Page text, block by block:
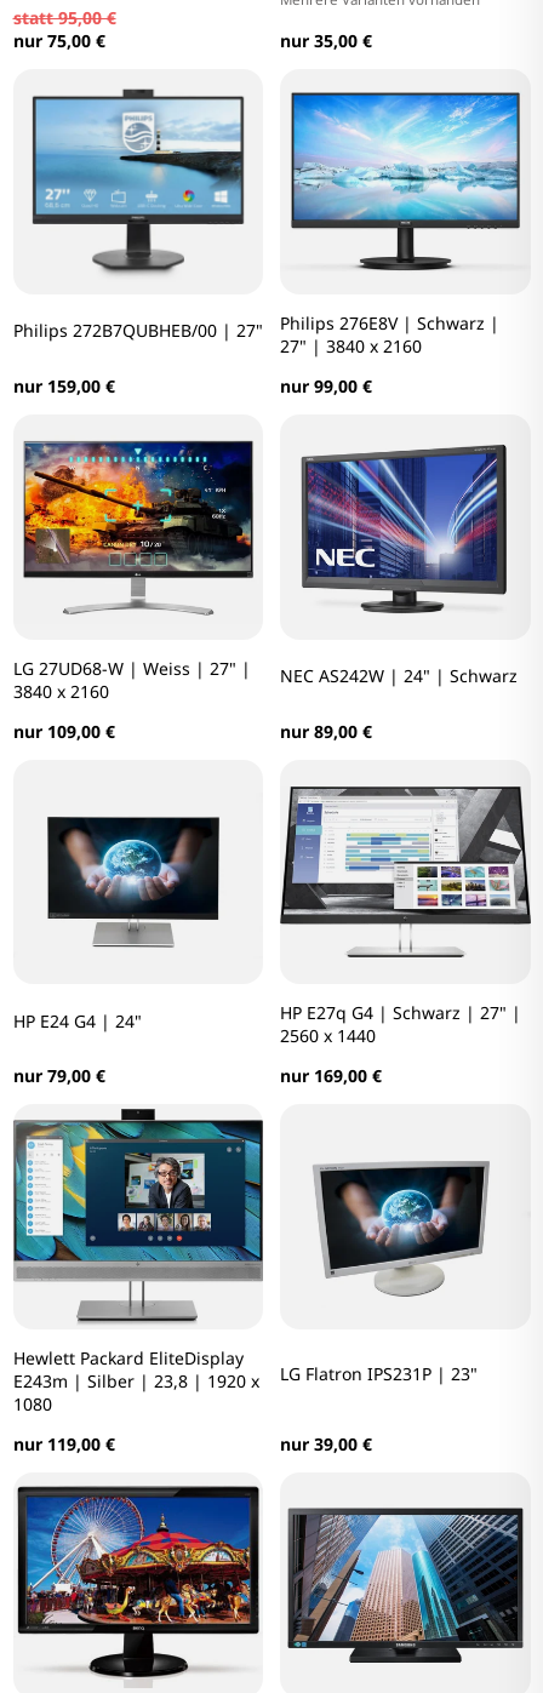
statt 95,00 €
nur 75,00 €
nur 35,00 €
Philips 272B7QUBHEB/00 | 27"
nur 159,00 €
Philips 276E8V | Schwarz |
27" | 3840 x 2160
nur 99,00 €
LG 27UD68-W | Weiss | 27" |
3840 x 2160
nur 109,00 €
NEC AS242W | 24" | Schwarz
nur 89,00 €
HP E24 G4 | 24"
nur 79,00 €
HP E27q G4 | Schwarz | 27" |
2560 x 1440
nur 169,00 €
Hewlett Packard EliteDisplay
E243m | Silber | 23,8 | 1920 x
1080
nur 119,00 €
LG Flatron IPS231P | 23"
nur 39,00 €